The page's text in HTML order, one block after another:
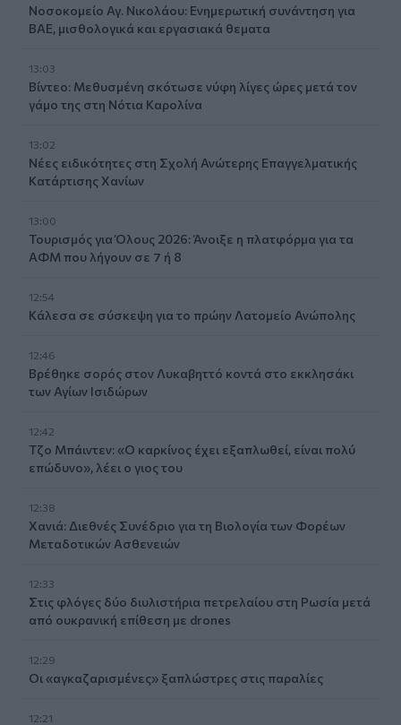
Νοσοκομείο Αγ. Νικολάου: Ενημερωτική συνάντηση για
ΒΑΕ, μισθολογικά και εργασιακά θεματα
13:03
Βίντεο: Μεθυσμένη σκότωσε νύφη λίγες ώρες μετά τον
γάμο της στη Νότια Καρολίνα
13:02
Νέες ειδικότητες στη Σχολή Ανώτερης Επαγγελματικής
Κατάρτισης Χανίων
13:00
Τουρισμός για Όλους 2026: Άνοιξε η πλατφόρμα για τα
ΑΦΜ που λήγουν σε 7 ή 8
12:54
Κάλεσα σε σύσκεψη για το πρώην Λατομείο Ανώπολης
12:46
Βρέθηκε σορός στον Λυκαβηττό κοντά στο εκκλησάκι
των Αγίων Ισιδώρων
12:42
Τζο Μπάιντεν: «Ο καρκίνος έχει εξαπλωθεί, είναι πολύ
επώδυνο», λέει ο γιος του
12:38
Χανιά: Διεθνές Συνέδριο για τη Βιολογία των Φορέων
Μεταδοτικών Ασθενειών
12:33
Στις φλόγες δύο διυλιστήρια πετρελαίου στη Ρωσία μετά
από ουκρανική επίθεση με drones
12:29
Οι «αγκαζαρισμένες» ξαπλώστρες στις παραλίες
12:21